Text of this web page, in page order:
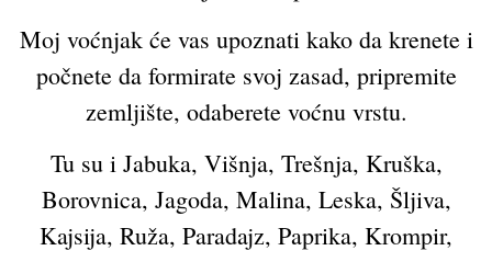
Moj voćnjak će vas upoznati kako da krenete i
počnete da formirate svoj zasad, pripremite
zemljište, odaberete voćnu vrstu.
Tu su i Jabuka, Višnja, Trešnja, Kruška,
Borovnica, Jagoda, Malina, Leska, Šljiva,
Kajsija, Ruža, Paradajz, Paprika, Krompir,